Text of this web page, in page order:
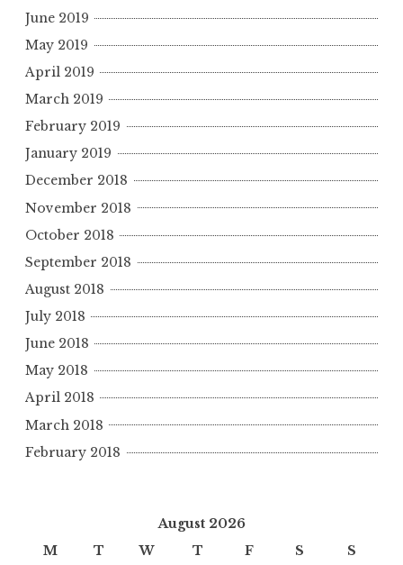
June 2019
May 2019
April 2019
March 2019
February 2019
January 2019
December 2018
November 2018
October 2018
September 2018
August 2018
July 2018
June 2018
May 2018
April 2018
March 2018
February 2018
August 2026
M
T W T F S
S